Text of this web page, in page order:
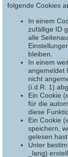
folgende Cookies
In einem
zufällige ID
alle
bleiben.
In einem
angemeldet
nicht
(i.d.R. 1)
Ein Cookie
für die
diese
Ein Cookie
speichern,
gelesen hast.
Unter
_lang)